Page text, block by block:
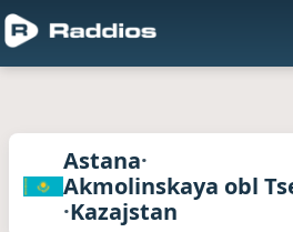
Radios de Astana ·
Astana·
Akmolinskaya obl
·Kazajstan